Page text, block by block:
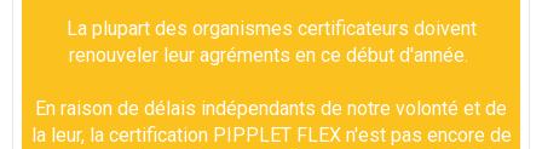
La plupart des organismes certificateurs doivent
renouveler leur agréments en ce début d'année.
En raison de délais indépendants de notre volonté et de
la leur, la certification PIPPLET FLEX n'est pas encore de